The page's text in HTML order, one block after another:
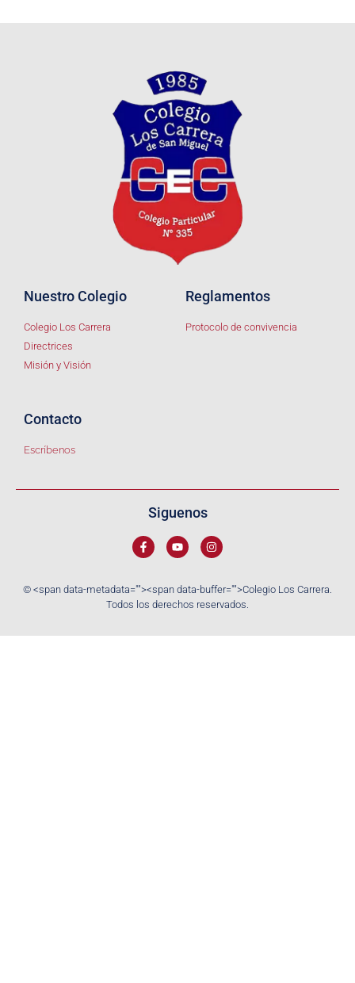
Nuestro Colegio
Colegio Los Carrera
Directrices
Misión y Visión
Reglamentos
Protocolo de convivencia
Contacto
Escríbenos
© <span data-metadata=""><span data-buffer="">Colegio Los Carrera.
Todos los derechos reservados.
Siguenos